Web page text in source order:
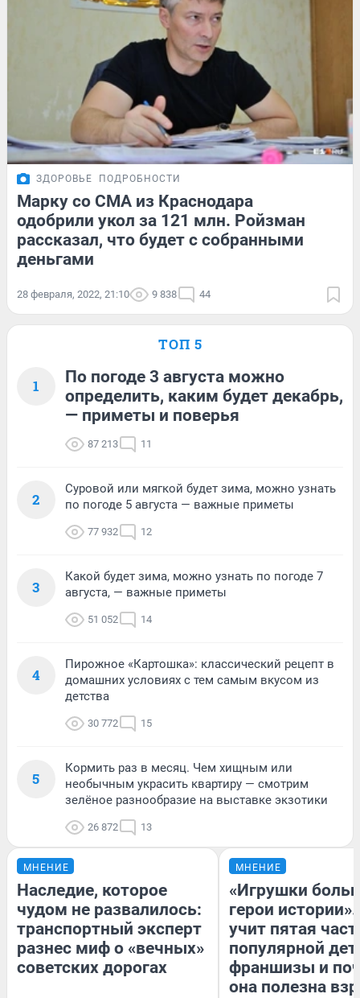
ЗДОРОВЬЕ ПОДРОБНОСТИ
Марку со СМА из Краснодара
одобрили укол за 121 млн. Ройзман
рассказал, что будет с собранными
деньгами
28 февраля, 2022, 21:10 9 838 44
ТОП 5
1
По погоде 3 августа можно
определить, каким будет декабрь,
— приметы и поверья
87 213 11
2
Суровой или мягкой будет зима, можно узнать
по погоде 5 августа — важные приметы
77 932 12
3
Какой будет зима, можно узнать по погоде 7
августа, — важные приметы
51 052 14
4
Пирожное «Картошка»: классический рецепт в
домашних условиях с тем самым вкусом из
детства
30 772 15
5
Кормить раз в месяц. Чем хищным или
необычным украсить квартиру — смотрим
зелёное разнообразие на выставке экзотики
26 872 13
МНЕНИЕ
Наследие, которое
чудом не развалилось:
транспортный эксперт
разнес миф о «вечных»
советских дорогах
МНЕНИЕ
«Игрушки
герои
учит пятая
популярной
франшизы и
она полезна